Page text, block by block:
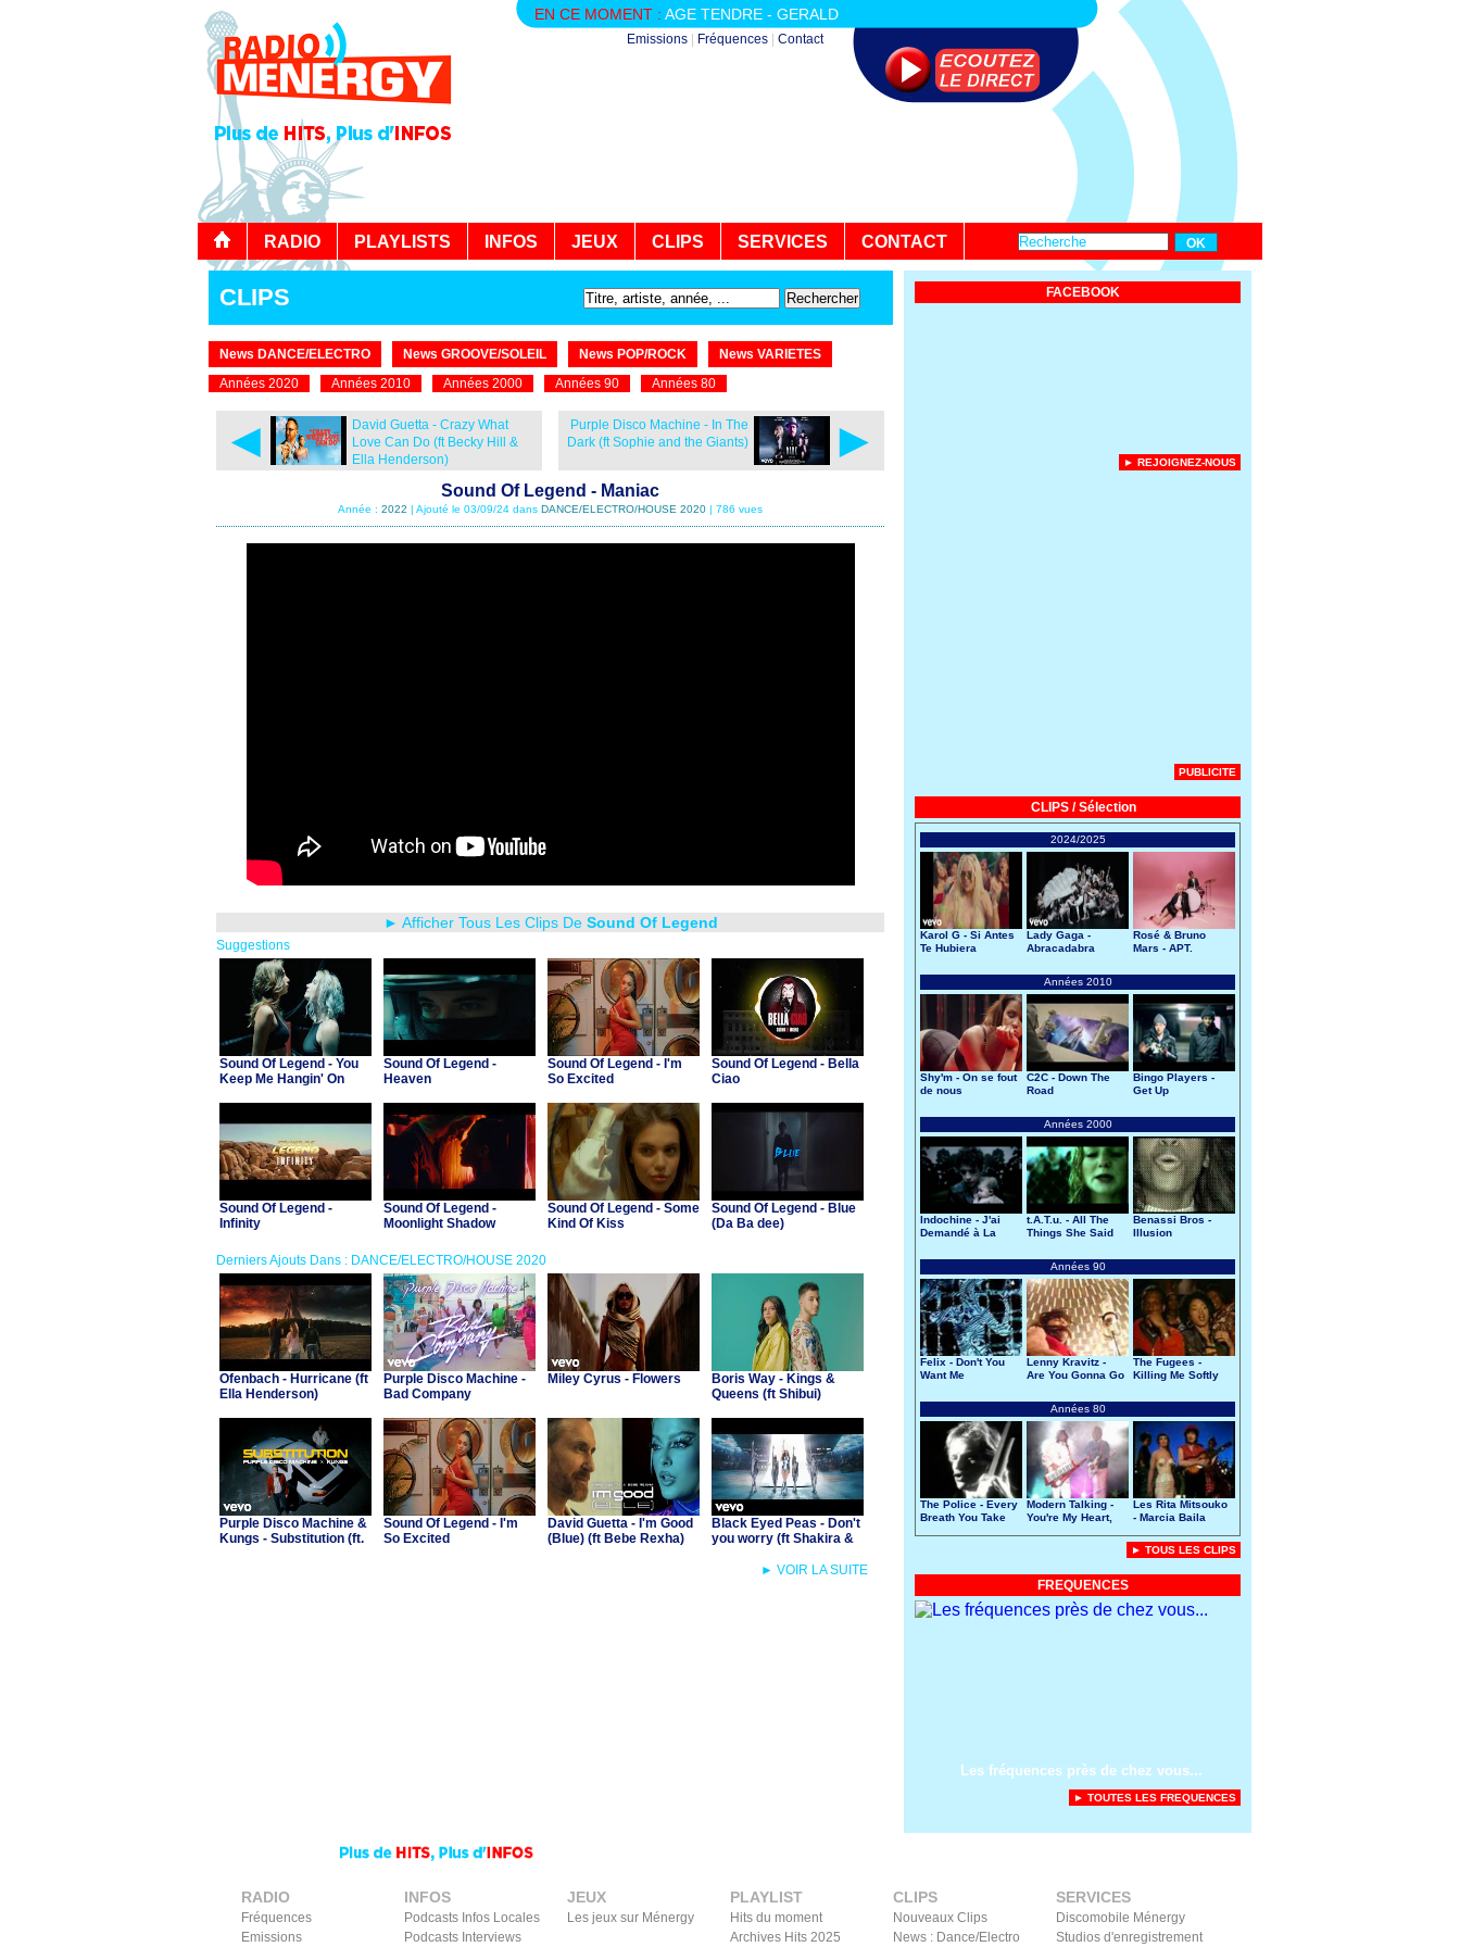
EN CE MOMENT : AGE TENDRE - GERALD
Emissions Fréquences Contact
RADIO PLAYLISTS INFOS JEUX CLIPS SERVICES CONTACT
CLIPS
News DANCE/ELECTRO News GROOVE/SOLEIL News POP/ROCK
News VARIETES
Années 2020
Années 2010 Années 2000 Années 90 Années 80
◄
David Guetta - Crazy What
Love Can Do (ft Becky Hill &
Ella Henderson)
►
Purple Disco Machine - In The
Dark (ft Sophie and the Giants)
Sound Of Legend - Maniac
Année : 2022 | Ajouté le 03/09/24 dans DANCE/ELECTRO/HOUSE 2020 | 786 vues
► Afficher Tous Les Clips De Sound Of Legend
Suggestions
Sound Of Legend - You
Keep Me Hangin' On
Sound Of Legend -
Heaven
Sound Of Legend - I'm
So Excited
Sound Of Legend - Bella
Ciao
Sound Of Legend -
Infinity
Sound Of Legend -
Moonlight Shadow
Sound Of Legend - Some
Kind Of Kiss
Sound Of Legend - Blue
(Da Ba dee)
Derniers Ajouts Dans : DANCE/ELECTRO/HOUSE 2020
Ofenbach - Hurricane (ft
Ella Henderson)
Purple Disco Machine -
Bad Company
Miley Cyrus - Flowers
Boris Way - Kings &
Queens (ft Shibui)
Purple Disco Machine &
Kungs - Substitution (ft.
Sound Of Legend - I'm
So Excited
David Guetta - I'm Good
(Blue) (ft Bebe Rexha)
Black Eyed Peas - Don't
you worry (ft Shakira &
► VOIR LA SUITE
FACEBOOK
► REJOIGNEZ-NOUS
PUBLICITE
CLIPS / Sélection
2024/2025
Karol G - Si Antes
Te Hubiera
Lady Gaga -
Abracadabra
Rosé & Bruno
Mars - APT.
Années 2010
Shy'm - On se fout
de nous
C2C - Down The
Road
Bingo Players -
Get Up
Années 2000
Indochine - J'ai
Demandé à La
t.A.T.u. - All The
Things She Said
Benassi Bros -
Illusion
Années 90
Felix - Don't You
Want Me
Lenny Kravitz -
Are You Gonna Go
The Fugees -
Killing Me Softly
Années 80
The Police - Every
Breath You Take
Modern Talking -
You're My Heart,
Les Rita Mitsouko
- Marcia Baila
► TOUS LES CLIPS
FREQUENCES
Les fréquences près de chez vous...
► TOUTES LES FREQUENCES
RADIO
Fréquences
Emissions
INFOS
Podcasts Infos Locales
Podcasts Interviews
JEUX
Les jeux sur Ménergy
PLAYLIST
Hits du moment
Archives Hits 2025
CLIPS
Nouveaux Clips
News : Dance/Electro
SERVICES
Discomobile Ménergy
Studios d'enregistrement